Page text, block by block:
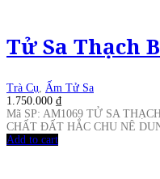
Tử Sa Thạch
Trà Cụ
Ấm Tử Sa
1.750.000 ₫
Mã SP: AM1069 TỬ SA
CHẤT ĐẤT HẮC CHU NÊ
Add to cart